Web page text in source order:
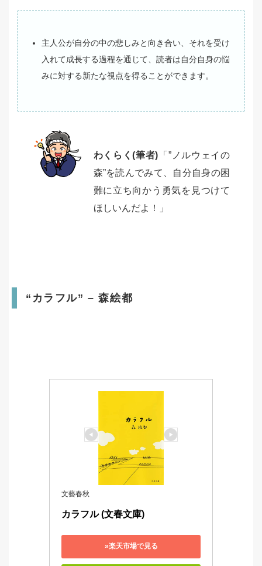
主人公が自分の中の悲しみと向き合い、それを受け
入れて成長する過程を通じて、読者は自分自身の悩
みに対する新たな視点を得ることができます。
わくらく(筆者) 「”ノルウェイの
森”を読んでみて、自分自身の困
難に立ち向かう勇気を見つけて
ほしいんだよ！」
“カラフル” – 森絵都
文藝春秋
カラフル (文春文庫)
»楽天市場で見る